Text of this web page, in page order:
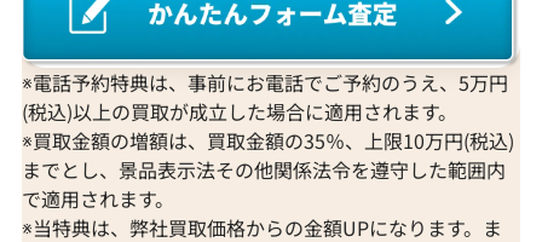
※電話予約特典は、事前にお電話でご予約のうえ、5万円
(税込)以上の買取が成立した場合に適用されます。
※買取金額の増額は、買取金額の35％、上限10万円(税込)
までとし、景品表示法その他関係法令を遵守した範囲内
で適用されます。
※当特典は、弊社買取価格からの金額UPになります。ま